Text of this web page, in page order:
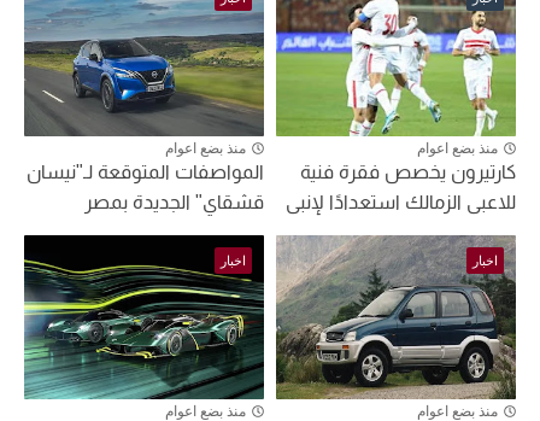
منذ بضع اعوام
كارتيرون يخصص فقرة فنية
للاعبى الزمالك استعدادًا لإنبى
منذ بضع اعوام
المواصفات المتوقعة لـ"نيسان
قشقاي" الجديدة بمصر
اخبار
منذ بضع اعوام
اخبار
منذ بضع اعوام